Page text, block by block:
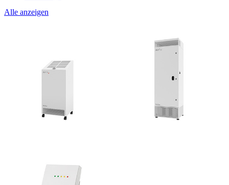
Alle anzeigen